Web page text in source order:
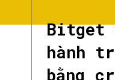
Bitget
hành
bằng